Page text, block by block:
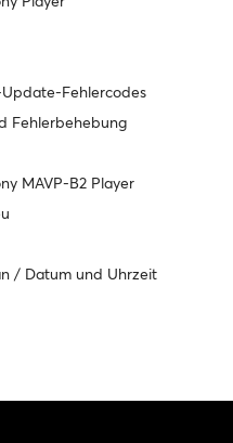
Fehlercodes
Fehlerbehebung
MAVP-B2 Player
/ Datum und Uhrzeit